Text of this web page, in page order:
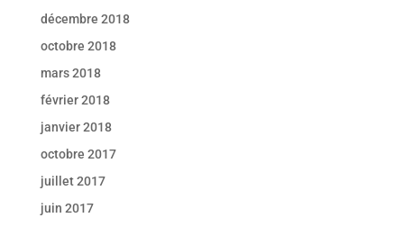
décembre 2018
octobre 2018
mars 2018
février 2018
janvier 2018
octobre 2017
juillet 2017
juin 2017